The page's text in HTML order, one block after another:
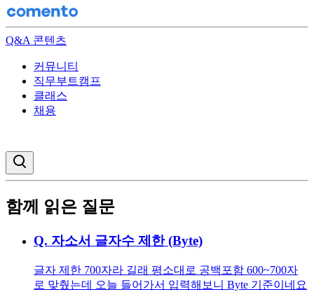
Q&A 콘텐츠
커뮤니티
직무부트캠프
클래스
채용
함께 읽은 질문
Q. 자소서 글자수 제한 (Byte)
글자 제한 700자라 길래 평소대로 공백포함 600~700자
로 맞췄는데 오늘 들어가서 입력해보니 Byte 기준이네요